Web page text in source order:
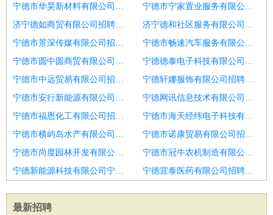
宁德市华昊新材料有限公司招聘自动化产品
宁德市宁家置业服务有限公司招聘舞蹈项目合伙人
济宁德如商贸有限公司招聘口腔合伙人25％技术股
济宁德和社区服务有限公司招聘创业合伙人
宁德市景深传媒有限公司招聘自动化产品
宁德市畅速汽车服务有限公司招聘分公司总经理合伙人
宁德市圆中圆商贸有限公司招聘合伙人
宁德德泰电子科技有限公司招聘团购销售合伙人
宁德市中远贸易有限公司招聘合伙人发展服务部部长
宁德轩娜服饰有限公司招聘城市合伙人
宁德市安行新能源有限公司招聘外贸业务合伙人
宁德网讯信息技术有限公司招聘项目合伙人
宁德市福恩化工有限公司招聘春藤家长学院施甸合伙人
宁德市海天经纬电子科技有限公司招聘中医科
宁德市横屿岛水产有限公司招聘销售合伙人
宁德市诺康贸易有限公司招聘小程序商城直播软件销售
宁德市尚度园林开发有限公司招聘小程序商城直播软件销售
宁德市冠牛农机制造有限公司招聘秦皇岛保洁事业城市合伙人
宁德新能源科技有限公司宁德研究院招聘新能源汽车销售合伙人
宁德宜泰医药有限公司招聘城市合伙人
最新招聘